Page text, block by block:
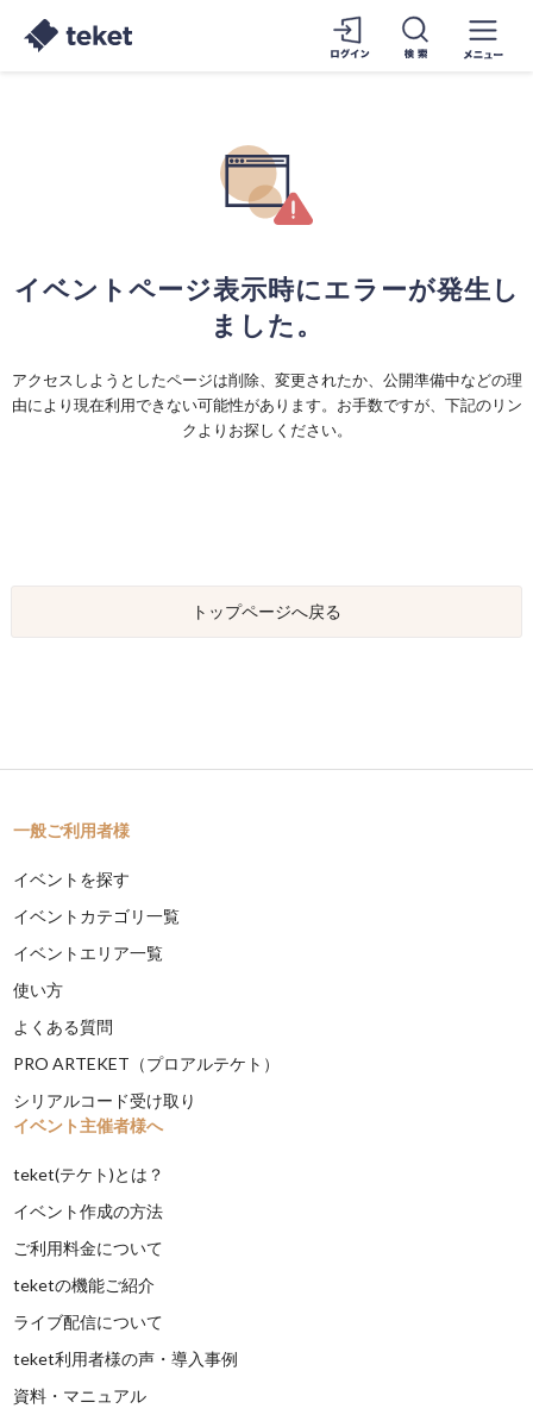
イベントページ表示時にエラーが発生し
ました。
アクセスしようとしたページは削除、変更されたか、公開準備中などの理
由により現在利用できない可能性があります。お手数ですが、下記のリン
クよりお探しください。
トップページへ戻る
一般ご利用者様
イベントを探す
イベントカテゴリ一覧
イベントエリア一覧
使い方
よくある質問
PRO ARTEKET（プロアルテケト）
シリアルコード受け取り
イベント主催者様へ
teket(テケト)とは？
イベント作成の方法
ご利用料金について
teketの機能ご紹介
ライブ配信について
teket利用者様の声・導入事例
資料・マニュアル